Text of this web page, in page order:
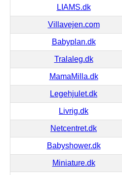
LIAMS.dk
Villavejen.com
Babyplan.dk
Tralaleg.dk
MamaMilla.dk
Legehjulet.dk
Livrig.dk
Netcentret.dk
Babyshower.dk
Miniature.dk